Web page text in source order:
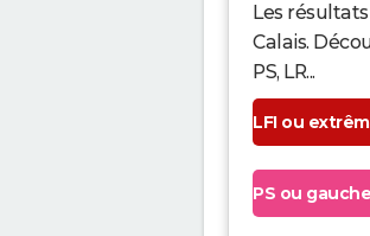
Les
Calais.
PS, LR...
LFI ou
PS ou gauche